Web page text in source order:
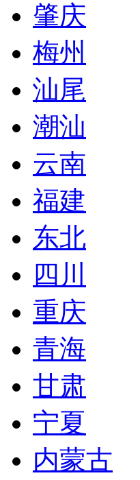
肇庆
梅州
汕尾
潮汕
云南
福建
东北
四川
重庆
青海
甘肃
宁夏
内蒙古